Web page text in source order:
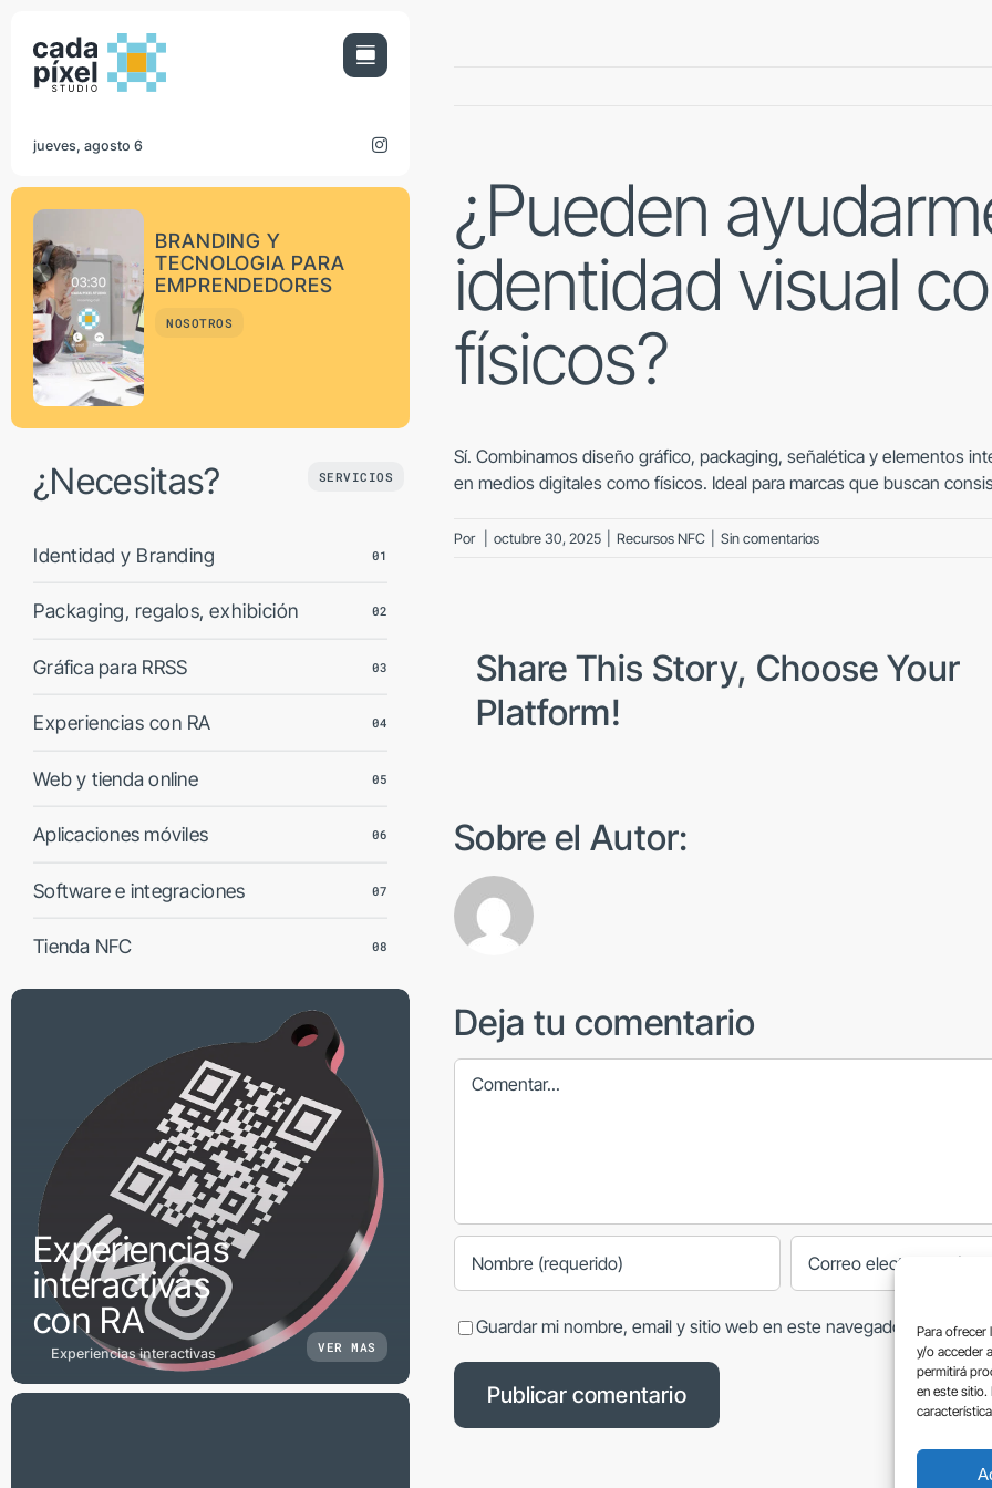
Para ofrecer
y/o acceder
permitirá
en este sitio.
contenido
jueves, agosto 6
BRANDING Y
TECNOLOGIA PARA
EMPRENDEDORES
NOSOTROS
¿Necesitas? SERVICIOS
Identidad y Branding 01
Packaging, regalos, exhibición 02
Gráfica para RRSS 03
Experiencias con RA 04
Web y tienda online 05
Aplicaciones móviles 06
Software e integraciones 07
Tienda NFC 08
Experiencias
interactivas
con RA
Experiencias interactivas VER MAS
¿Pueden
identidad visual
físicos?
Sí. Combinamos diseño gráfico, packaging, señalética y elementos
en medios digitales como físicos. Ideal para marcas que buscan
Por octubre 30, 2025 Recursos NFC Sin comentarios
Share This Story, Choose Your
Platform!
Sobre el Autor:
Deja tu comentario
Comentar
Guardar mi nombre, email y sitio web en este navegador para la